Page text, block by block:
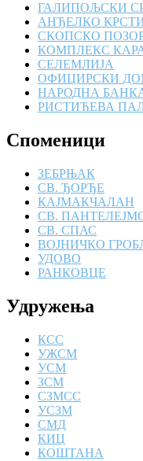
ГАЛИПОЉСКИ
АНЂЕЛКО
СКОПСКО
КОМПЛЕКС
СЕЛЕМЛИЈА
ОФИЦИРСКИ
НАРОДНА
РИСТИЋЕВА
Споменици
ЗЕБРЊАК
СВ. ЂОРЂЕ
КАЈМАКЧАЛАН
СВ.
СВ. СПАС
ВОЈНИЧКО
УДОВО
РАНКОВЦЕ
Удружења
КСС
УЖСМ
УСМ
ЗСМ
СЗМСС
УСЗМ
СМД
КИЦ
КОШТАНА